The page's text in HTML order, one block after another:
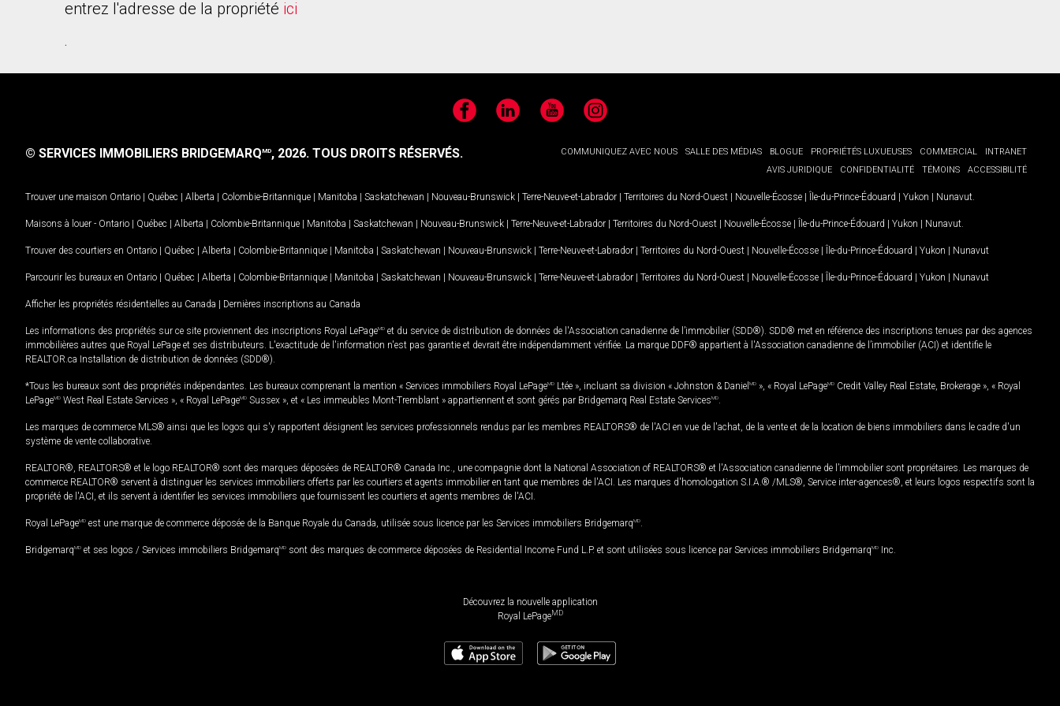
entrez l'adresse de la propriété ici
.
FacebookLinkedIn YouTubeInstagram
COMMUNIQUEZ AVEC NOUS SALLE DES MÉDIAS BLOGUE PROPRIÉTÉS LUXUEUSES COMMERCIAL
INTRANET
AVIS JURIDIQUE
CONFIDENTIALITÉ TÉMOINS ACCESSIBILITÉ
© SERVICES IMMOBILIERS BRIDGEMARQMD, 2026. TOUS DROITS RÉSERVÉS.
Trouver une maison Ontario | Québec | Alberta | Colombie-Britannique | Manitoba | Saskatchewan | Nouveau-Brunswick | Terre-Neuve-et-Labrador | Territoires du Nord-Ouest | Nouvelle-Écosse | Île-du-Prince-Édouard | Yukon | Nunavut
Maisons à louer - Ontario | Québec | Alberta | Colombie-Britannique | Manitoba | Saskatchewan | Nouveau-Brunswick | Terre-Neuve-et-Labrador | Territoires du Nord-Ouest | Nouvelle-Écosse | Île-du-Prince-Édouard | Yukon | Nunavut
Trouver des courtiers en Ontario | Québec | Alberta | Colombie-Britannique | Manitoba | Saskatchewan | Nouveau-Brunswick | Terre-Neuve-et-Labrador | Territoires du Nord-Ouest | Nouvelle-Écosse | Île-du-Prince-Édouard | Yukon | Nunavut
Parcourir les bureaux en Ontario | Québec | Alberta | Colombie-Britannique | Manitoba | Saskatchewan | Nouveau-Brunswick | Terre-Neuve-et-Labrador | Territoires du Nord-Ouest | Nouvelle-Écosse | Île-du-Prince-Édouard | Yukon | Nunavut
Afficher les propriétés résidentielles au Canada | Dernières inscriptions au Canada
Les informations des propriétés sur ce site proviennent des inscriptions Royal LePageMD et du service de distribution de données de l'Association canadienne de l’immobilier (SDD®). SDD® met en référence des inscriptions tenues par des agences
immobilières autres que Royal LePage et ses distributeurs. L'exactitude de l'information n'est pas garantie et devrait être indépendamment vérifiée. La marque DDF® appartient à l'Association canadienne de l’immobilier (ACI) et identifie le
REALTOR.ca Installation de distribution de données (SDD®).
*Tous les bureaux sont des propriétés indépendantes. Les bureaux comprenant la mention « Services immobiliers Royal LePageMD Ltée », incluant sa division « Johnston & Daniel MD », « Royal LePageMD Credit Valley Real Estate, Brokerage », « Royal
LePageMD West Real Estate Services », « Royal LePageMD Sussex », et « Les immeubles Mont-Tremblant » appartiennent et sont gérés par Bridgemarq Real Estate ServicesMD
Les marques de commerce MLS® ainsi que les logos qui s'y rapportent désignent les services professionnels rendus par les membres REALTORS® de l'ACI en vue de l'achat, de la vente et de la location de biens immobiliers dans le cadre d'un
système de vente collaborative.
REALTOR®, REALTORS® et le logo REALTOR® sont des marques déposées de REALTOR® Canada Inc., une compagnie dont la National Association of REALTORS® et l'Association canadienne de l’immobilier sont propriétaires. Les marques de
commerce REALTOR® servent à distinguer les services immobiliers offerts par les courtiers et agents immobilier en tant que membres de l'ACI. Les marques d'homologation S.I.A.® /MLS®, Service inter-agences®, et leurs logos respectifs sont la
propriété de l'ACI, et ils servent à identifier les services immobiliers que fournissent les courtiers et agents membres de l'ACI.
Royal LePageMD est une marque de commerce déposée de la Banque Royale du Canada, utilisée sous licence par les Services immobiliers BridgemarqMD
BridgemarqMD et ses logos / Services immobiliers BridgemarqMD sont des marques de commerce déposées de Residential Income Fund L.P. et sont utilisées sous licence par Services immobiliers BridgemarqMD Inc.
Découvrez la nouvelle application
Royal LePageMD